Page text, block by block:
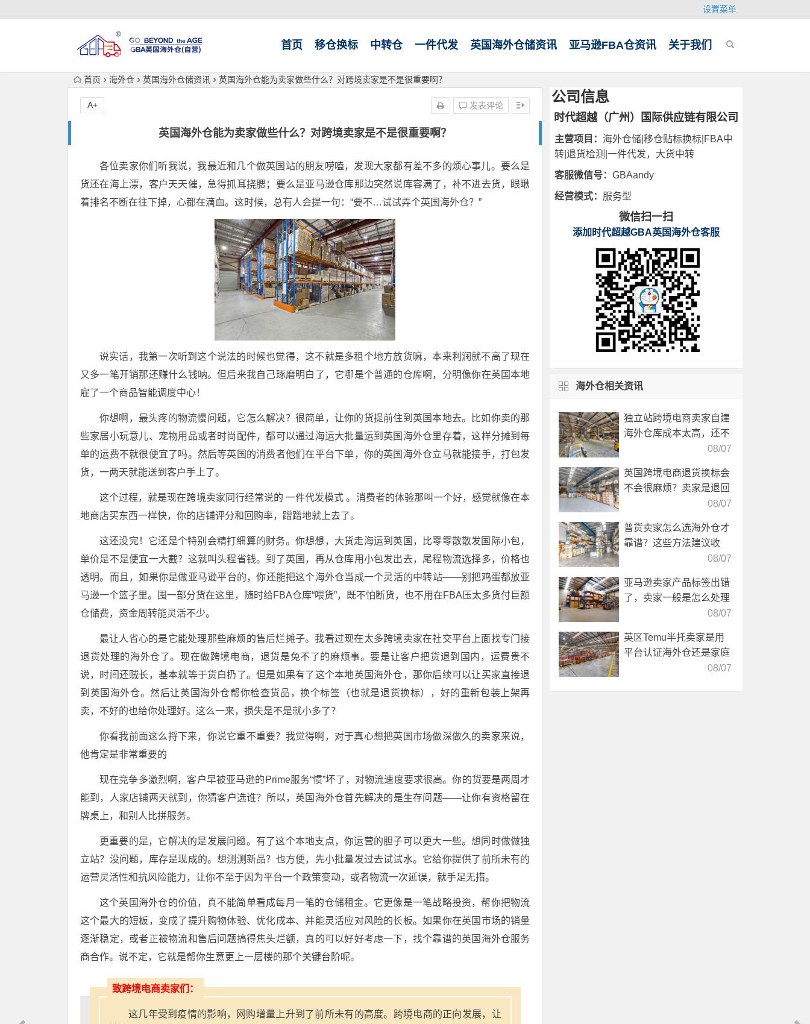
设置菜单
首页 移仓换标 中转仓 一件代发 英国海外仓储资讯 亚马逊FBA仓资讯 关于我们
首页 海外仓 英国海外仓储资讯 英国海外仓能为卖家做些什么？对跨境卖家是不是很重要啊？
英国海外仓能为卖家做些什么？对跨境卖家是不是很重要啊？
发表评论
A+
各位卖家你们听我说，我最近和几个做英国站的朋友唠嗑，发现大家都有差不多的烦心事儿。要么是
货还在海上漂，客户天天催，急得抓耳挠腮；要么是亚马逊仓库那边突然说库容满了，补不进去货，眼瞅
着排名不断在往下掉，心都在滴血。这时候，总有人会提一句：“要不…试试弄个英国海外仓？”
说实话，我第一次听到这个说法的时候也觉得，这不就是多租个地方放货嘛，本来利润就不高了现在
又多一笔开销那还赚什么钱呐。但后来我自己琢磨明白了，它哪是个普通的仓库啊，分明像你在英国本地
雇了一个商品智能调度中心！
你想啊，最头疼的物流慢问题，它怎么解决？很简单，让你的货提前住到英国本地去。比如你卖的那
些家居小玩意儿、宠物用品或者时尚配件，都可以通过海运大批量运到英国海外仓里存着，这样分摊到每
单的运费不就很便宜了吗。然后等英国的消费者他们在平台下单，你的英国海外仓立马就能接手，打包发
货，一两天就能送到客户手上了。
这个过程，就是现在跨境卖家同行经常说的 一件代发模式 。消费者的体验那叫一个好，感觉就像在本
地商店买东西一样快，你的店铺评分和回购率，蹭蹭地就上去了。
这还没完！它还是个特别会精打细算的财务。你想想，大货走海运到英国，比零零散散发国际小包，
单价是不是便宜一大截？这就叫头程省钱。到了英国，再从仓库用小包发出去，尾程物流选择多，价格也
透明。而且，如果你是做亚马逊平台的，你还能把这个海外仓当成一个灵活的中转站——别把鸡蛋都放亚
马逊一个篮子里。囤一部分货在这里，随时给FBA仓库“喂货”，既不怕断货，也不用在FBA压太多货付巨额
仓储费，资金周转能灵活不少。
最让人省心的是它能处理那些麻烦的售后烂摊子。我看过现在太多跨境卖家在社交平台上面找专门接
退货处理的海外仓了。现在做跨境电商，退货是免不了的麻烦事。要是让客户把货退到国内，运费贵不
说，时间还贼长，基本就等于货白扔了。但是如果有了这个本地英国海外仓，那你后续可以让买家直接退
到英国海外仓。然后让英国海外仓帮你检查货品，换个标签（也就是退货换标），好的重新包装上架再
卖，不好的也给你处理好。这么一来，损失是不是就小多了？
你看我前面这么捋下来，你说它重不重要？我觉得啊，对于真心想把英国市场做深做久的卖家来说，
他肯定是非常重要的
现在竞争多激烈啊，客户早被亚马逊的Prime服务“惯”坏了，对物流速度要求很高。你的货要是两周才
能到，人家店铺两天就到，你猜客户选谁？所以，英国海外仓首先解决的是生存问题——让你有资格留在
牌桌上，和别人比拼服务。
更重要的是，它解决的是发展问题。有了这个本地支点，你运营的胆子可以更大一些。想同时做做独
立站？没问题，库存是现成的。想测测新品？也方便，先小批量发过去试试水。它给你提供了前所未有的
运营灵活性和抗风险能力，让你不至于因为平台一个政策变动，或者物流一次延误，就手足无措。
这个英国海外仓的价值，真不能简单看成每月一笔的仓储租金。它更像是一笔战略投资，帮你把物流
这个最大的短板，变成了提升购物体验、优化成本、并能灵活应对风险的长板。如果你在英国市场的销量
逐渐稳定，或者正被物流和售后问题搞得焦头烂额，真的可以好好考虑一下，找个靠谱的英国海外仓服务
商合作。说不定，它就是帮你生意更上一层楼的那个关键台阶呢。
致跨境电商卖家们：
这几年受到疫情的影响，网购增量上升到了前所未有的高度。跨境电商的正向发展，让
公司信息
时代超越（广州）国际供应链有限公司
主营项目： 海外仓储|移仓贴标换标|FBA中
转|退货检测|一件代发，大货中转
客服微信号： GBAandy
经营模式： 服务型
微信扫一扫
添加时代超越GBA英国海外仓客服
海外仓相关资讯
独立站跨境电商卖家自建
海外仓库成本太高，还不
如直接找第三方自营海外
08/07
英国跨境电商退货换标会
不会很麻烦？卖家是退回
国内还是在海外直接处08/07
普货卖家怎么选海外仓才
靠谱？这些方法建议收
08/07
亚马逊卖家产品标签出错
了，卖家一般是怎么处理
08/07
英区Temu半托卖家是用
平台认证海外仓还是家庭
08/07